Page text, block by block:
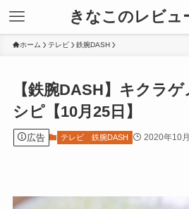
きなこのレビュ
ホーム テレビ 鉄腕DASH
【鉄腕DASH】キクラ
シピ【10月25日】
広告 テレビ 鉄腕DASH 2020年10